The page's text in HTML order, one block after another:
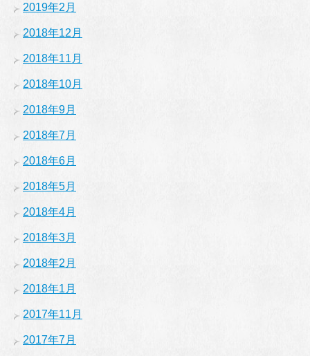
2019年2月
2018年12月
2018年11月
2018年10月
2018年9月
2018年7月
2018年6月
2018年5月
2018年4月
2018年3月
2018年2月
2018年1月
2017年11月
2017年7月